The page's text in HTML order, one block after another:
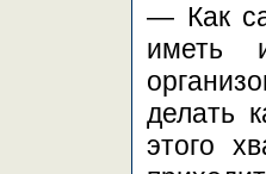
— Как
иметь
делать
этого